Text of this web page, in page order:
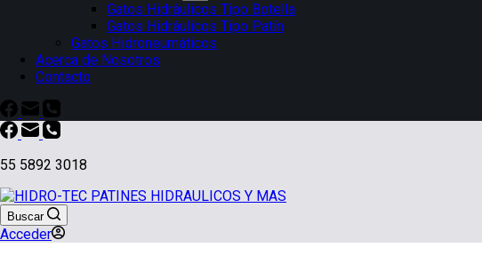
Gatos Hidráulicos Tipo Botella
Gatos Hidráulicos Tipo Patín
Gatos Hidroneumáticos
Acerca de Nosotros
Contacto
55 5892 3018
Buscar
Acceder